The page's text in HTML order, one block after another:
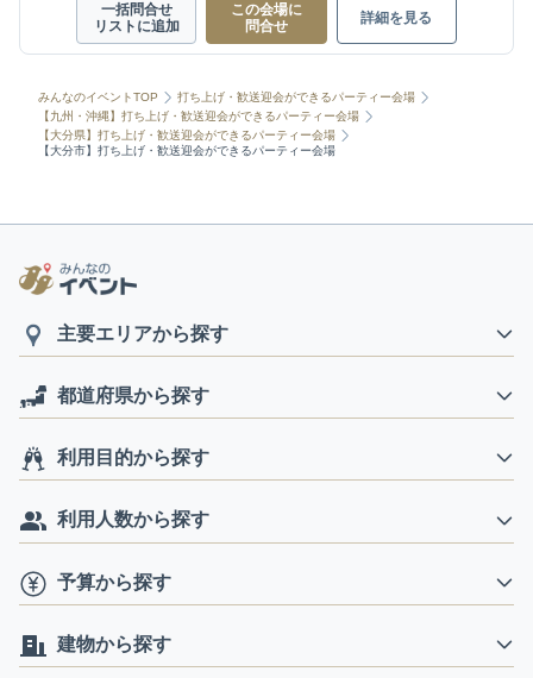
一括問合せ
リストに追加
この会場に
問合せ
詳細を見る
みんなのイベントTOP
打ち上げ・歓送迎会ができるパーティー会場
【九州・沖縄】打ち上げ・歓送迎会ができるパーティー会場
【大分県】打ち上げ・歓送迎会ができるパーティー会場
【大分市】打ち上げ・歓送迎会ができるパーティー会場
主要エリアから探す
都道府県から探す
利用目的から探す
利用人数から探す
予算から探す
建物から探す